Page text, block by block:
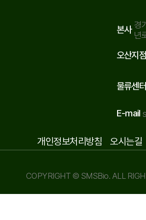
본사 경
년
오산지점
물류센터
E-mail
개인정보처리방침 오시는길
COPYRIGHT © SMSBio. ALL